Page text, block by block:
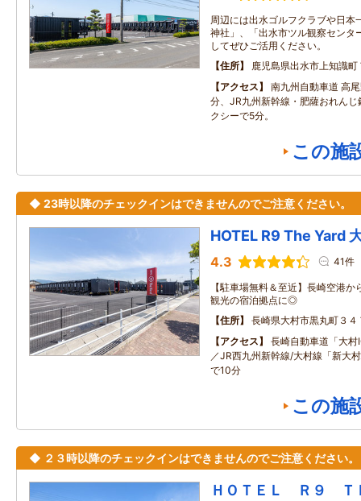
周辺には出水ゴルフクラブや日本
神社」、「出水市ツル観察センタ
してぜひご活用ください。
住所
鹿児島県出水市上知識町
アクセス
南九州自動車道 高
分、JR九州新幹線・肥薩おれん
クシーで5分。
この施
◆ 23時以降のチェックインはできませんのでご注意ください。
HOTEL R9 The Yard
4.3 41件
【駐車場無料＆至近】長崎空港
観光の宿泊拠点に◎
住所
長崎県大村市黒丸町３４
アクセス
長崎自動車道「大
／JR西九州新幹線/大村線「新大
で10分
この施
◆ ２３時以降のチェックインはできませんのでご注意ください。
ＨＯＴＥＬ Ｒ９